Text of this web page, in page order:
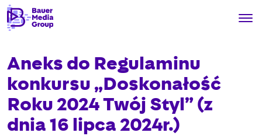
Aneks do Regulaminu
konkursu „Doskonałość
Roku 2024 Twój Styl” (z
dnia 16 lipca 2024r.)